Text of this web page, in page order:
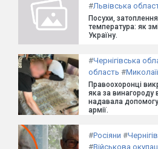
#Львівська
Посухи,
температура: як
Україну.
#Чернігівська
область #
Правоохоронці
яка за винагороду
надавала допомогу
армії.
#Росіяни #
#Військова